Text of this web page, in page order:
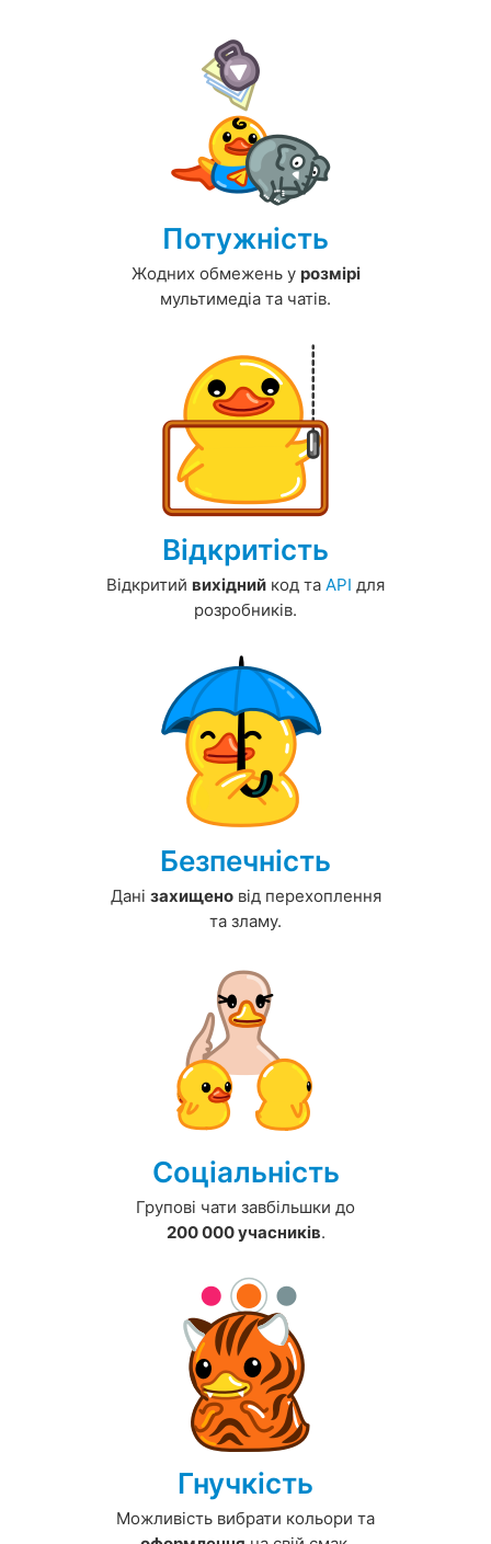
Потужність
Жодних обмежень у розмірі
мультимедіа та чатів.
Відкритість
Відкритий вихідний код та API для
розробників.
Безпечність
Дані захищеновід перехоплення
та зламу.
Соціальність
Групові чати завбільшки до
200 000 учасників.
Гнучкість
Можливість вибрати кольори та